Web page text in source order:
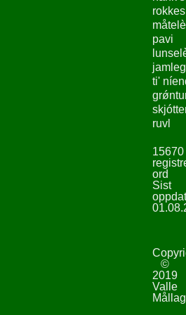
pavi
ti'
ruvl
15670
ord
Sist
©
2019
Valle
Mållag